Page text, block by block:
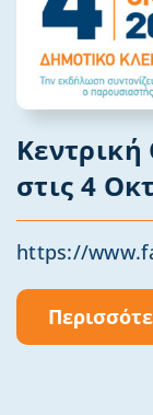
στις 4
https://